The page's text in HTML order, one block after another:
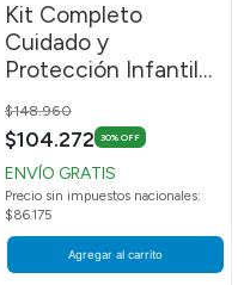
Kit Completo
Cuidado y
Protección Infantil
Spray Hipoglós CD
Price reduced from
$148.960
$104.272 30% OFF
ENVÍO GRATIS
Precio sin impuestos nacionales:
$86.175
Agregar al carrito